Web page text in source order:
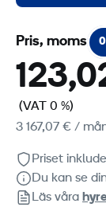
Pris, moms
(VAT 0 %)
3 167,07 € /
Priset
Du kan se
Läs våra